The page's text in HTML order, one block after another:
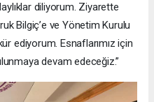
diliyorum. Ziyarette
Bilgiç’e ve Yönetim Kurulu
ediyorum. Esnaflarımız için
devam edeceğiz.”